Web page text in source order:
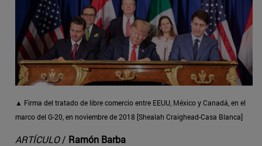
▲ Firma del tratado de libre comercio entre EEUU, México y Canadá, en el
marco del G-20, en noviembre de 2018 [Shealah Craighead-Casa Blanca]
ARTÍCULO/ Ramón Barba